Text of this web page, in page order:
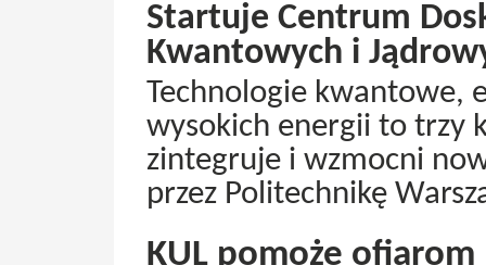
Startuje Centrum
Kwantowych i
Technologie kwantowe,
wysokich energii to trzy
zintegruje i wzmocni
przez Politechnikę
KUL pomoże